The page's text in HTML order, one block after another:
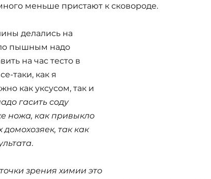
меньше пристают к сковороде.
делались на
пышным надо
на час тесто в
таки, как я
как уксусом, так и
гасить соду
ножа, как привыкло
так как
.
зрения химии это